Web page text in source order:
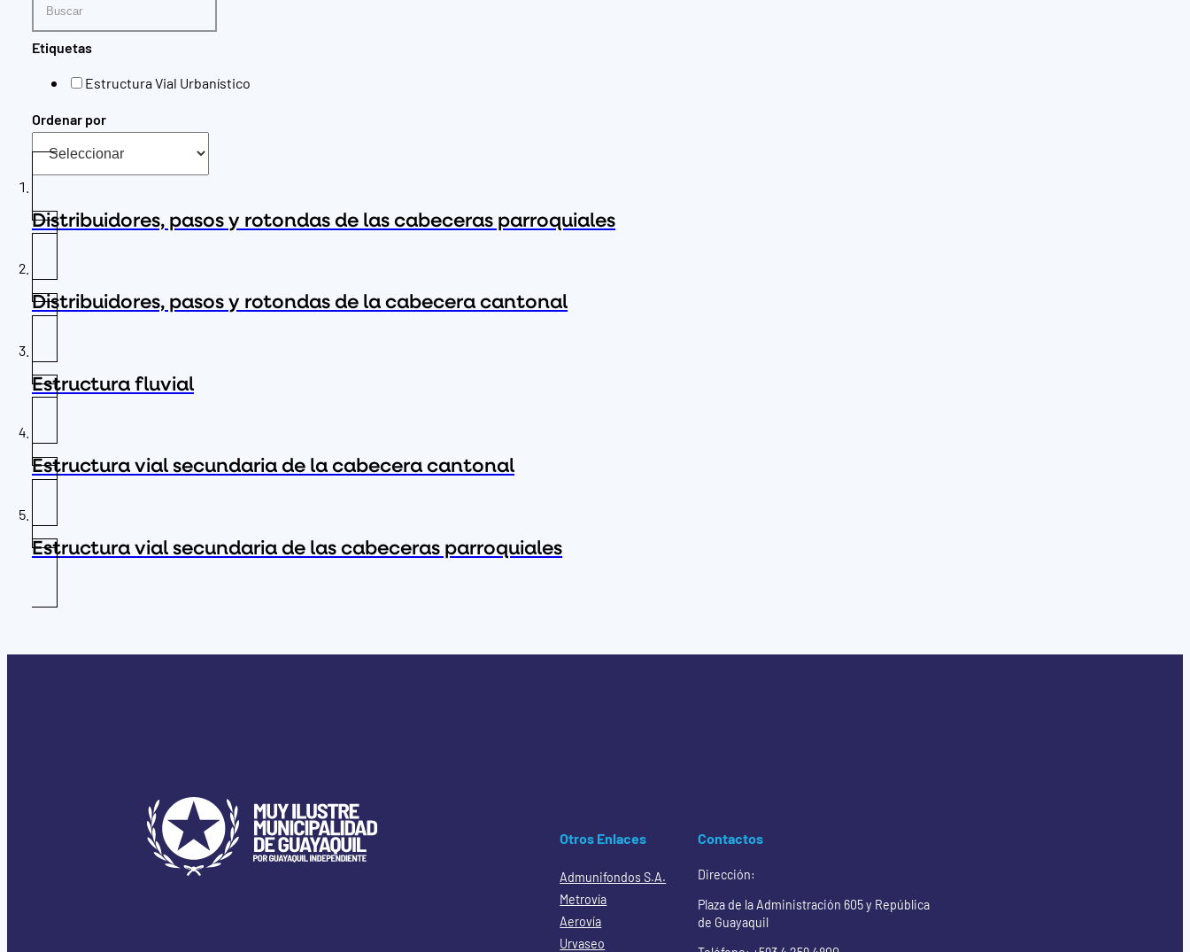
Etiquetas
Estructura Vial Urbanístico
Ordenar por
Distribuidores, pasos y rotondas de las cabeceras parroquiales
Distribuidores, pasos y rotondas de la cabecera cantonal
Estructura fluvial
Estructura vial secundaria de la cabecera cantonal
Estructura vial secundaria de las cabeceras parroquiales
Otros Enlaces
Admunifondos S.A.
Metrovía
Aerovía
Urvaseo
Contactos
Dirección:
Plaza de la Administración 605 y República
de Guayaquil